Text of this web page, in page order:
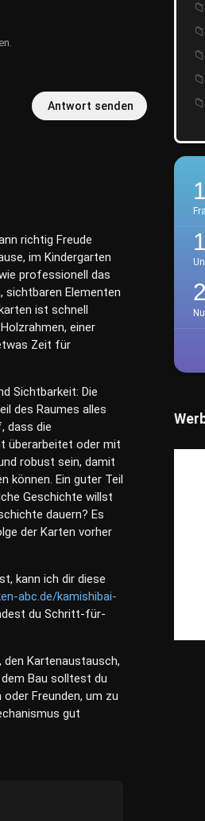
Antwort senden
richtig Freude
im Kindergarten
professionell das
sichtbaren Elementen
ist schnell
einer
Zeit für
Sichtbarkeit: Die
des Raumes alles
dass die
überarbeitet oder mit
robust sein, damit
können. Ein guter Teil
Geschichte willst
dauern? Es
der Karten vorher
kann ich dir diese
abc.de/kamishibai-
du Schritt-für-
den Kartenaustausch,
Bau solltest du
Freunden, um zu
gut